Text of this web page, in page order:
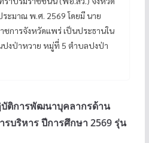
ะมาณ พ.ศ. 2569 โดยมี นาย
การจังหวัดแพร่ เป็นประธานใน
ปงป่าหวาย หมู่ที่ 5 ตำบลปงป่า
บัติการพัฒนาบุคลากรด้าน
รบริหาร ปีการศึกษา 2569 รุ่น